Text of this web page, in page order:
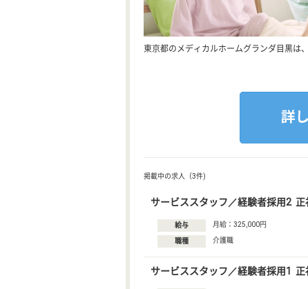
東京都のメディカルホームグランダ目黒は
掲載中の求人（3件)
サービススタッフ／経験者採用2 正
給与 月給：325,000円
職種 介護職
サービススタッフ／経験者採用1 正